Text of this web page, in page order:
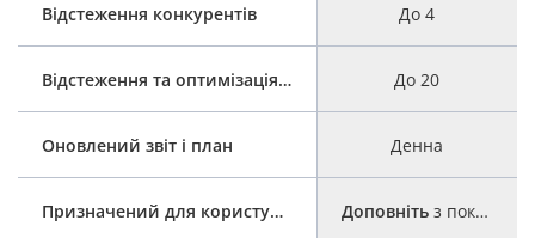
Відстеження конкурентів
Відстеження та оптимізація ключових слів
Оновлений звіт і план
Призначений для користувача план SEO
До 4
До 20
Денна
Доповнітьз покроковим керівництвом